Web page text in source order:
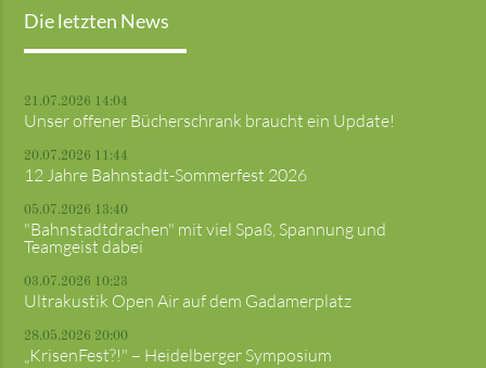
Die letzten News
21.07.2026 14:04
Unser offener Bücherschrank braucht ein Update!
20.07.2026 11:44
12 Jahre Bahnstadt-Sommerfest 2026
05.07.2026 13:40
"Bahnstadtdrachen" mit viel Spaß, Spannung und
Teamgeist dabei
03.07.2026 10:23
Ultrakustik Open Air auf dem Gadamerplatz
28.05.2026 20:00
„KrisenFest?!" – Heidelberger Symposium